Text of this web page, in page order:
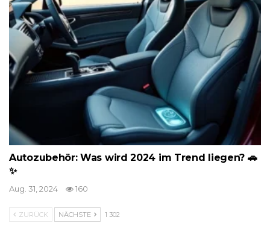
Autozubehör: Was wird 2024 im Trend liegen? 🚗
✨
Aug. 31, 2024 160
ZURÜCK NÄCHSTE 1 302